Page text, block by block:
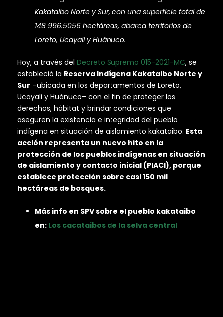
Kakataibo Norte y Sur, con una superficie total de
148 996.5056 hectáreas, abarca territorios de
Loreto, Ucayali y Huánuco.
Hoy, a través del Decreto Supremo 015-2021-MC, se
estableció la Reserva Indígena Kakataibo Norte y
Sur –ubicada en los departamentos de Loreto,
Ucayali y Huánuco– con el fin de proteger los
derechos, hábitat y brindar condiciones que
aseguren la existencia e integridad del pueblo
indígena en situación de aislamiento kakataibo. Esta
acción representa un nuevo hito en la
protección de los pueblos indígenas en situación
de aislamiento y contacto inicial (PIACI), porque
establece protección sobre casi 150 mil
hectáreas de bosques.
Más info en SPV sobre el pueblo kakataibo
en: Los cacataibos de la selva central